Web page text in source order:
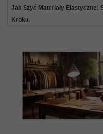
Jak Szyć Materiały Elastyczne:
Kroku.